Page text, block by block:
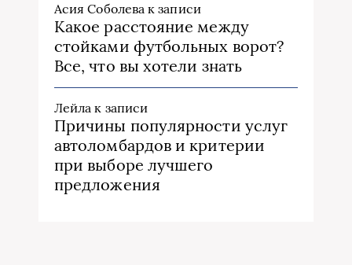
Асия Соболева к записи
Какое расстояние между
стойками футбольных ворот?
Все, что вы хотели знать
Лейла к записи
Причины популярности услуг
автоломбардов и критерии
при выборе лучшего
предложения